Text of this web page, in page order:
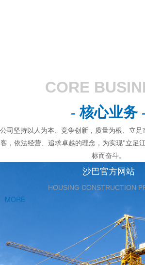
CORE
- 核心业务
公司坚持以人为本、竞争创新，质量为根、立
客，依法经营、追求卓越的理念，为实现"立足
标而奋斗。
沙巴官方网站
HOUSING CONSTRUCTION
MORE